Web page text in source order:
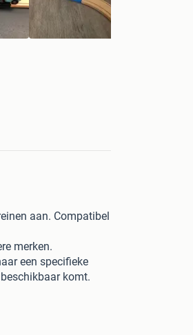
aan. Compatibel
merken.
een specifieke
komt.